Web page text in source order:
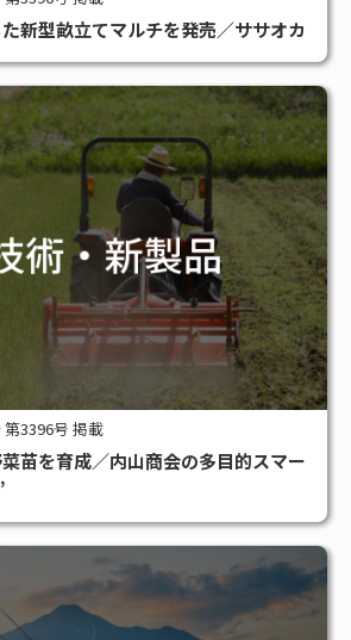
新型畝立てマルチを発売／ササオカ
3396号 掲載
苗を育成／内山商会の多目的スマー